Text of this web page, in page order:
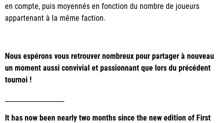
en compte, puis moyennés en fonction du nombre de joueurs
appartenant à la même faction.
Nous espérons vous retrouver nombreux pour partager à nouveau
un moment aussi convivial et passionnant que lors du précédent
tournoi !
It has now been nearly two months since the new edition of First